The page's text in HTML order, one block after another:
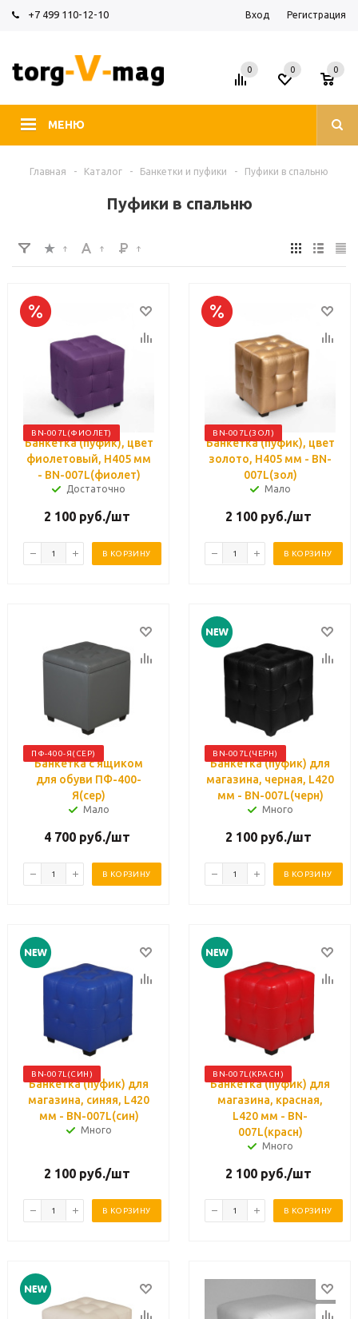
+7 499 110-12-10 Вход Регистрация
МЕНЮ
0 0
0
Главная - Каталог - Банкетки и пуфики - Пуфики в спальню
Пуфики в спальню
BN-007L(ФИОЛЕТ)
Банкетка (пуфик), цвет
фиолетовый, H405 мм
- BN-007L(фиолет)
Достаточно
2 100 руб./шт
В КОРЗИНУ
BN-007L(ЗОЛ)
Банкетка (пуфик), цвет
золото, H405 мм - BN-
007L(зол)
Мало
2 100 руб./шт
В КОРЗИНУ
ПФ-400-Я(СЕР)
Банкетка с ящиком
для обуви ПФ-400-
Я(сер)
Мало
4 700 руб./шт
В КОРЗИНУ
BN-007L(ЧЕРН)
Банкетка (пуфик) для
магазина, черная, L420
мм - BN-007L(черн)
Много
2 100 руб./шт
В КОРЗИНУ
BN-007L(СИН)
Банкетка (пуфик) для
магазина, синяя, L420
мм - BN-007L(син)
Много
2 100 руб./шт
В КОРЗИНУ
BN-007L(КРАСН)
Банкетка (пуфик) для
магазина, красная,
L420 мм - BN-
007L(красн)
Много
2 100 руб./шт
В КОРЗИНУ